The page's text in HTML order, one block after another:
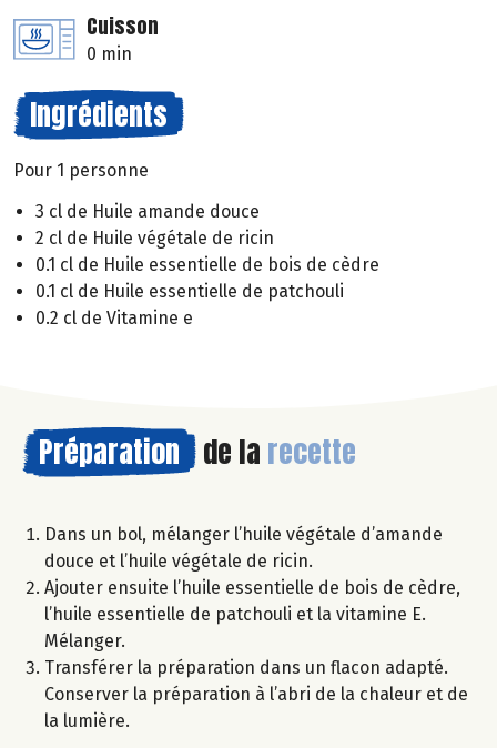
Cuisson
0 min
Ingrédients
Pour 1 personne
3 cl de Huile amande douce
2 cl de Huile végétale de ricin
0.1 cl de Huile essentielle de bois de cèdre
0.1 cl de Huile essentielle de patchouli
0.2 cl de Vitamine e
Préparation de la recette
Dans un bol, mélanger l’huile végétale d’amande
douce et l’huile végétale de ricin.
Ajouter ensuite l’huile essentielle de bois de cèdre,
l’huile essentielle de patchouli et la vitamine E.
Mélanger.
Transférer la préparation dans un flacon adapté.
Conserver la préparation à l’abri de la chaleur et de
la lumière.